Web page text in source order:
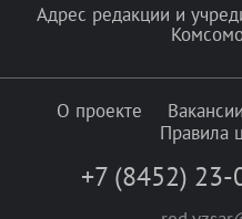
Адрес редакции и
О проекте Вакансии
Правила
+7 (8452)